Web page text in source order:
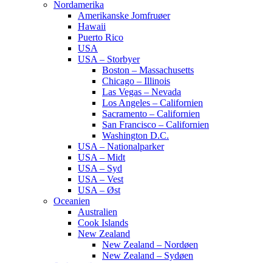
Nordamerika
Amerikanske Jomfruøer
Hawaii
Puerto Rico
USA
USA – Storbyer
Boston – Massachusetts
Chicago – Illinois
Las Vegas – Nevada
Los Angeles – Californien
Sacramento – Californien
San Francisco – Californien
Washington D.C.
USA – Nationalparker
USA – Midt
USA – Syd
USA – Vest
USA – Øst
Oceanien
Australien
Cook Islands
New Zealand
New Zealand – Nordøen
New Zealand – Sydøen